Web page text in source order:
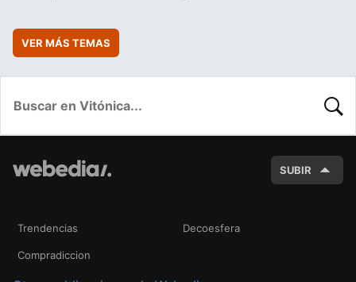
VER MÁS TEMAS
SUBIR
Trendencias Decoesfera
Compradiccion